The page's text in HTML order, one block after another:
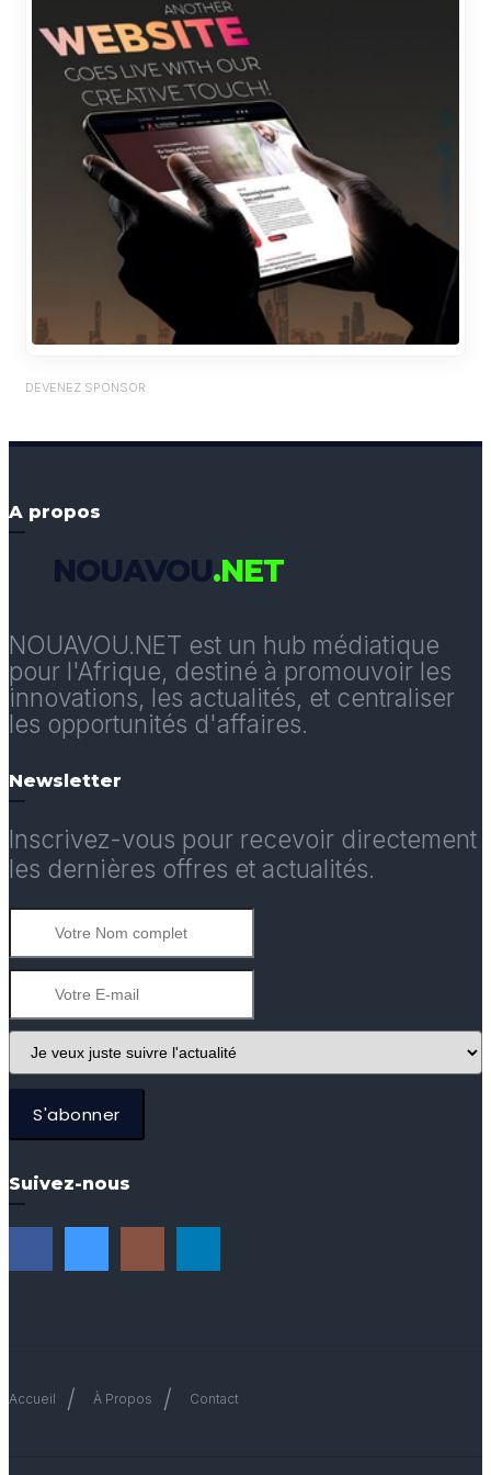
DEVENEZ SPONSOR
A propos
NOUAVOU.NET
NOUAVOU.NET est un hub médiatique
pour l'Afrique, destiné à promouvoir les
innovations, les actualités, et centraliser
les opportunités d'affaires.
Newsletter
Inscrivez-vous pour recevoir directement
les dernières offres et actualités.
S'abonner
Suivez-nous
Accueil À Propos Contact